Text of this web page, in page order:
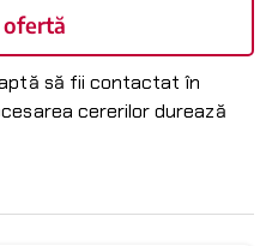
ofertă
să fii contactat în
cererilor durează